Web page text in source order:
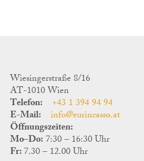
Wiesingerstraße 8/16
AT-1010 Wien
Telefon: +43 1 394 94 94
E-Mail: info@eurincasso.at
Öffnungszeiten:
Mo–Do: 7:30 – 16:30 Uhr
Fr:7.30 – 12.00 Uhr